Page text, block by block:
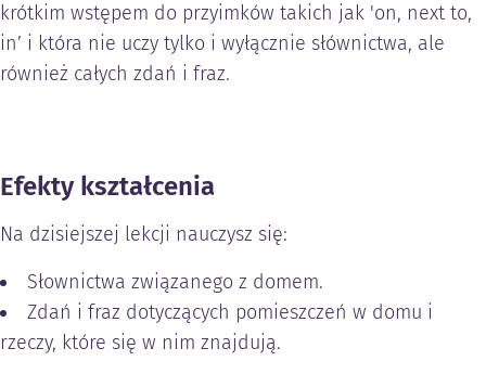
krótkim wstępem do przyimków takich jak 'on, next to,
in’ i która nie uczy tylko i wyłącznie słównictwa, ale
również całych zdań i fraz.
Efekty kształcenia
Na dzisiejszej lekcji nauczysz się:
Słownictwa związanego z domem.
Zdań i fraz dotyczących pomieszczeń w domu i
rzeczy, które się w nim znajdują.